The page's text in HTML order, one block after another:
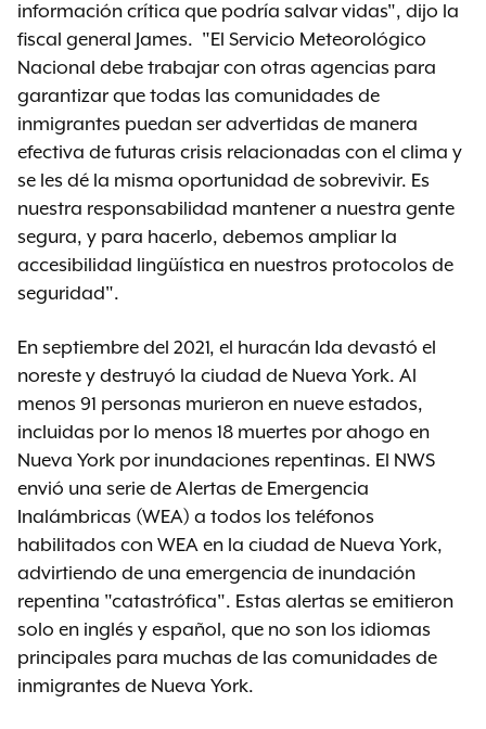
información crítica que podría salvar vidas", dijo la
fiscal general James. "El Servicio Meteorológico
Nacional debe trabajar con otras agencias para
garantizar que todas las comunidades de
inmigrantes puedan ser advertidas de manera
efectiva de futuras crisis relacionadas con el clima y
se les dé la misma oportunidad de sobrevivir. Es
nuestra responsabilidad mantener a nuestra gente
segura, y para hacerlo, debemos ampliar la
accesibilidad lingüística en nuestros protocolos de
seguridad".
En septiembre del 2021, el huracán Ida devastó el
noreste y destruyó la ciudad de Nueva York. Al
menos 91 personas murieron en nueve estados,
incluidas por lo menos 18 muertes por ahogo en
Nueva York por inundaciones repentinas. El NWS
envió una serie de Alertas de Emergencia
Inalámbricas (WEA) a todos los teléfonos
habilitados con WEA en la ciudad de Nueva York,
advirtiendo de una emergencia de inundación
repentina "catastrófica". Estas alertas se emitieron
solo en inglés y español, que no son los idiomas
principales para muchas de las comunidades de
inmigrantes de Nueva York.